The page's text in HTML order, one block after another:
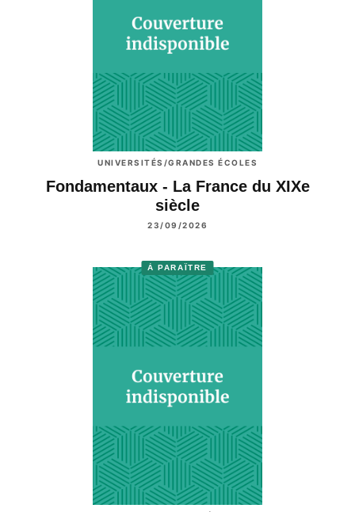
UNIVERSITÉS/GRANDES ÉCOLES
Fondamentaux - La France du XIXe
siècle
23/09/2026
À PARAÎTRE